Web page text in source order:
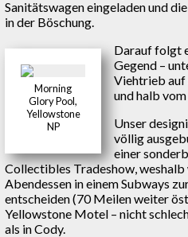
Sanitätswagen eingeladen und
in der Böschung.
Morning
Glory Pool,
Yellowstone
NP
Darauf folgt
Gegend –
Viehtrieb auf
und halb
Unser
völlig
einer
Collectibles Tradeshow, weshalb
Abendessen in einem Subways
entscheiden (70 Meilen weiter
Yellowstone Motel – nicht
als in Cody.